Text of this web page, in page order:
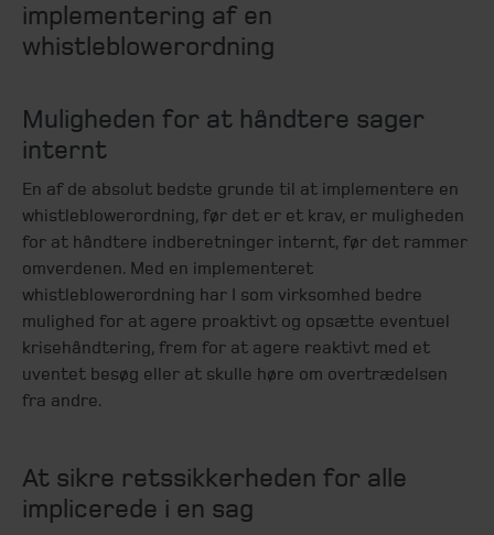
implementering af en
whistleblowerordning
Muligheden for at håndtere sager
internt
En af de absolut bedste grunde til at implementere en
whistleblowerordning, før det er et krav, er muligheden
for at håndtere indberetninger internt, før det rammer
omverdenen. Med en implementeret
whistleblowerordning har I som virksomhed bedre
mulighed for at agere proaktivt og opsætte eventuel
krisehåndtering, frem for at agere reaktivt med et
uventet besøg eller at skulle høre om overtrædelsen
fra andre.
At sikre retssikkerheden for alle
implicerede i en sag